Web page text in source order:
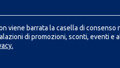
viene barrata la casella di consenso
di promozioni, sconti, eventi e